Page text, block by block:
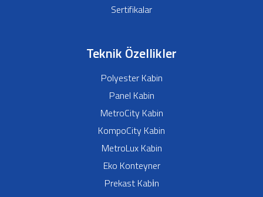
Sertifikalar
Teknik Özellikler
Polyester Kabin
Panel Kabin
MetroCity Kabin
KompoCity Kabin
MetroLux Kabin
Eko Konteyner
Prekast Kabi̇n